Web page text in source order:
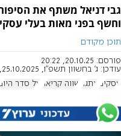
גבי דניאל משתף את
וחשף בפני מאות בעלי
תוכן מקודם
פורסם: 20.10.25, 20:22
עודכן: ג' בחשוון תשפ"ו, 25.10.2025, 20:58:31
עסקים
אתגר שווה קריאה על סדר היום